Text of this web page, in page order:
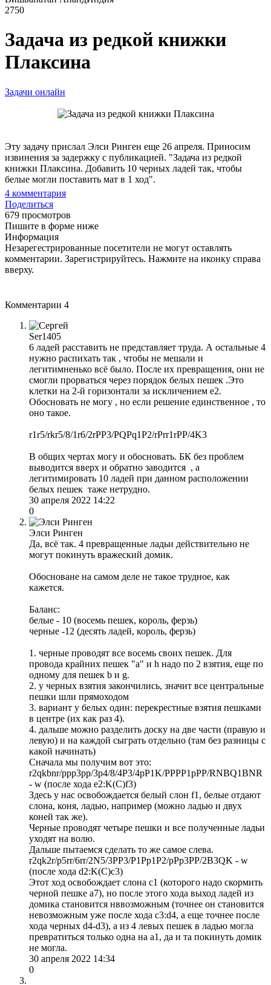
2750
Задача из редкой книжки
Плаксина
Задачи онлайн
Эту задачу прислал Элси Ринген еще 26 апреля. Приносим
извинения за задержку с публикацией. "Задача из редкой
книжки Плаксина. Добавить 10 черных ладей так, чтобы
белые могли поставить мат в 1 ход".
4 комментария
Поделиться
679 просмотров
Пишите в форме ниже
Информация
Незарегестрированные посетители не могут оставлять
комментарии. Зарегистрируйтесь. Нажмите на иконку справа
вверху.
Комментарии 4
Ser1405
6 ладей расставить не представляет труда. А остальные 4
нужно распихать так , чтобы не мешали и
легитимненько всё было. После их превращения, они не
смогли прорваться через порядок белых пешек .Это
клетки на 2-й горизонтали за искличением е2.
Обосновать не могу , но если решение единственное , то
оно такое.
r1r5/rkr5/8/1r6/2rPP3/PQPq1P2/rPrr1rPP/4K3
В общих чертах могу и обосновать. БК без проблем
выводится вверх и обратно заводится , а
легитимировать 10 ладей при данном расположении
белых пешек таже нетрудно.
30 апреля 2022 14:22
0
Элси Ринген
Да, всё так. 4 превращенные ладьи действительно не
могут покинуть вражеский домик.
Обосноване на самом деле не такое трудное, как
кажется.
Баланс:
белые - 10 (восемь пешек, король, ферзь)
черные -12 (десять ладей, король, ферзь)
1. черные проводят все восемь своих пешек. Для
провода крайних пешек "а" и h надо по 2 взятия, еще по
одному для пешек b и g.
2. у черных взятия закончились, значит все центральные
пешки шли прямоходом
3. вариант у белых один: перекрестные взятия пешками
в центре (их как раз 4).
4. дальше можно разделить доску на две части (правую и
левую) и на каждой сыграть отдельно (там без разницы с
какой начинать)
Сначала мы получим вот это:
r2qkbnr/ppp3pp/3p4/8/4P3/4pP1K/PPPP1pPP/RNBQ1BNR
- w (после хода е2:K(C)f3)
Здесь у нас освобождается белый слон f1, белые отдают
слона, коня, ладью, например (можно ладью и двух
коней так же).
Черные проводят четыре пешки и все полученные ладьи
уходят на волю.
Дальше пытаемся сделать то же самое слева.
r2qk2r/p5rr/6rr/2N5/3PP3/P1Pp1P2/pPp3PP/2B3QK - w
(после хода d2:K(C)c3)
Этот ход освобождает слона с1 (которого надо скормить
черной пешке а7), но после этого хода выход ладей из
домика становится нввозможным (точнее он становится
невозможным уже после хода с3:d4, а еще точнее после
хода черных d4-d3), а из 4 левых пешек в ладью могла
превратиться только одна на а1, да и та покинуть домик
не могла.
30 апреля 2022 14:34
0